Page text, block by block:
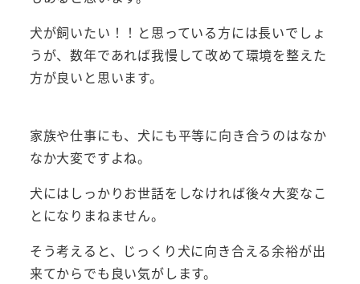
犬が飼いたい！！と思っている方には長いでしょ
うが、数年であれば我慢して改めて環境を整えた
方が良いと思います。
家族や仕事にも、犬にも平等に向き合うのはなか
なか大変ですよね。
犬にはしっかりお世話をしなければ後々大変なこ
とになりまねません。
そう考えると、じっくり犬に向き合える余裕が出
来てからでも良い気がします。